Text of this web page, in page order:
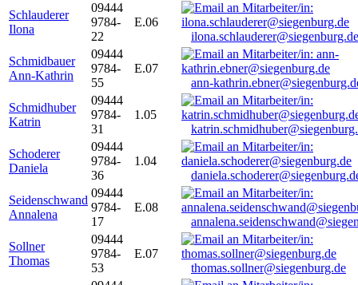
Schlauderer
Ilona
09444
9784-
22
E.06
ilona.schlauderer@siegenburg.de
Schmidbauer
Ann-Kathrin
09444
9784-
55
E.07
ann-
Schmidhuber
Katrin
09444
9784-
31
1.05
Schoderer
Daniela
09444
9784-
36
1.04
Seidenschwand
Annalena
09444
9784-
17
E.08
Sollner
Thomas
09444
9784-
53
E.07
thomas.sollner@siegenburg.de